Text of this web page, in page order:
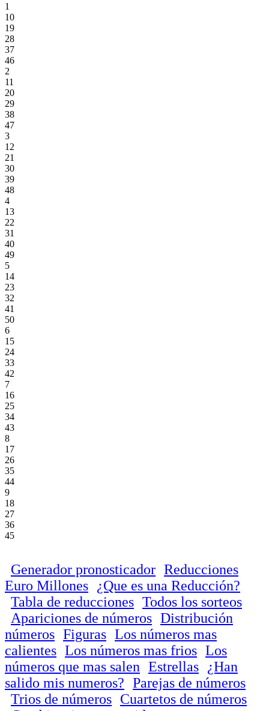
1
10
19
28
37
46
2
11
20
29
38
47
3
12
21
30
39
48
4
13
22
31
40
49
5
14
23
32
41
50
6
15
24
33
42
7
16
25
34
43
8
17
26
35
44
9
18
27
36
45
Generador pronosticador Reducciones
Euro Millones
¿Que es una Reducción?
Tabla de reducciones Todos los sorteos
Apariciones de números Distribución
números Figuras Los números mas
calientes Los números mas frios Los
números que mas salen Estrellas
¿Han
salido mis numeros? Parejas de números
Trios de números Cuartetos de números